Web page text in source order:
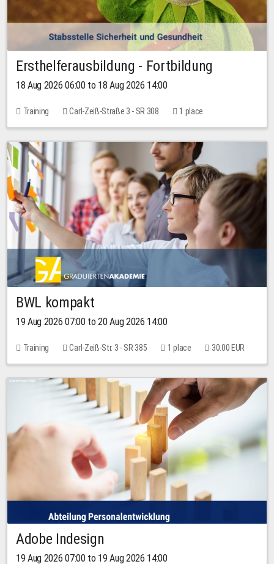
Ersthelferausbildung - Fortbildung
18 Aug 2026 06:00 to 18 Aug 2026 14:00
Training Carl-Zeiß-Straße 3 - SR 308 1 place
BWL kompakt
19 Aug 2026 07:00 to 20 Aug 2026 14:00
Training Carl-Zeiß-Str. 3 - SR 385 1 place 30.00 EUR
Adobe Indesign
19 Aug 2026 07:00 to 19 Aug 2026 14:00